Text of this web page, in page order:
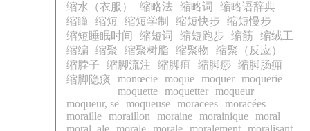
缩水（衣服） 缩略法 缩略词
缩略语辞典
缩瞳 缩短 缩短学制 缩短快步 缩短慢步
缩短睡眠时间
缩短词 缩短跑步 缩筋
缩绒工
缩编
缩聚 缩聚树脂 缩聚物
缩聚（反应）
缩脖子
缩脚流注 缩脚疽 缩脚痧 缩脚肠痈
缩脚隐痰
monœcie moque moquer moquerie
moquette moquetter moqueur
moqueur, se moqueuse moracees moracées
moraille moraillon moraine morainique moral
moral, ale morale morale moralement moralisant